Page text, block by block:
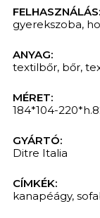
FELHASZNÁLÁS:
gyerekszoba,
ANYAG:
textilbőr, bőr,
MÉRET:
184*104-
GYÁRTÓ:
Ditre Italia
CÍMKÉK:
kanapéágy,